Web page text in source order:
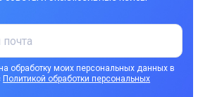
обработку моих персональных данных в
Политикой обработки персональных